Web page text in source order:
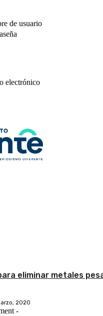
de usuario
electrónico
eliminar metales
2020
-